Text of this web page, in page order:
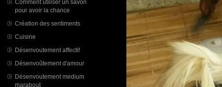
Comment utiliser un savon
pour avoir la chance
Création des sentiments
Cuisine
Désenvoutement affectif
Désenvoûtement d'amour
Désenvoutement medium
marabout